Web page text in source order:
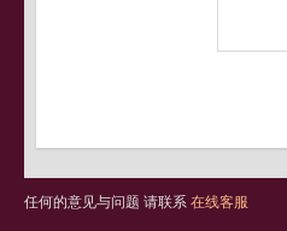
任何的意见与问题 请联系 在线客服